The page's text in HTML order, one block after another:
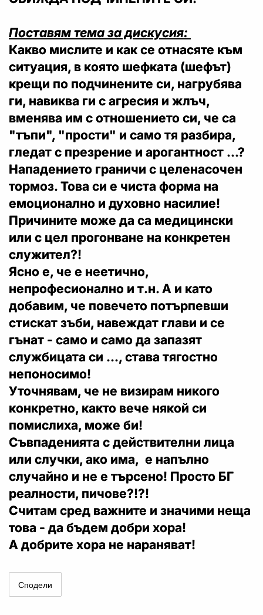
Поставям тема за дискусия:
Какво мислите и как се отнасяте към
ситуация, в която шефката (шефът)
крещи по подчинените си, нагрубява
ги, навиква ги с агресия и жлъч,
вменява им с отношението си, че са
"тъпи", "прости" и само тя разбира,
гледат с презрение и арогантност ...?
Нападението граничи с целенасочен
тормоз. Това си е чиста форма на
емоционално и духовно насилие!
Причините може да са медицински
или с цел прогонване на конкретен
служител?!
Ясно е, че е неетично,
непрофесионално и т.н. А и като
добавим, че повечето потърпевши
стискат зъби, навеждат глави и се
гънат - само и само да запазят
службицата си ..., става тягостно
непоносимо!
Уточнявам, че не визирам никого
конкретно, както вече някой си
помислиха, може би!
Съвпаденията с действителни лица
или случки, ако има, е напълно
случайно и не е търсено! Просто БГ
реалности, пичове?!?!
Считам сред важните и значими неща
това - да бъдем добри хора!
А добрите хора не нараняват!
Сподели